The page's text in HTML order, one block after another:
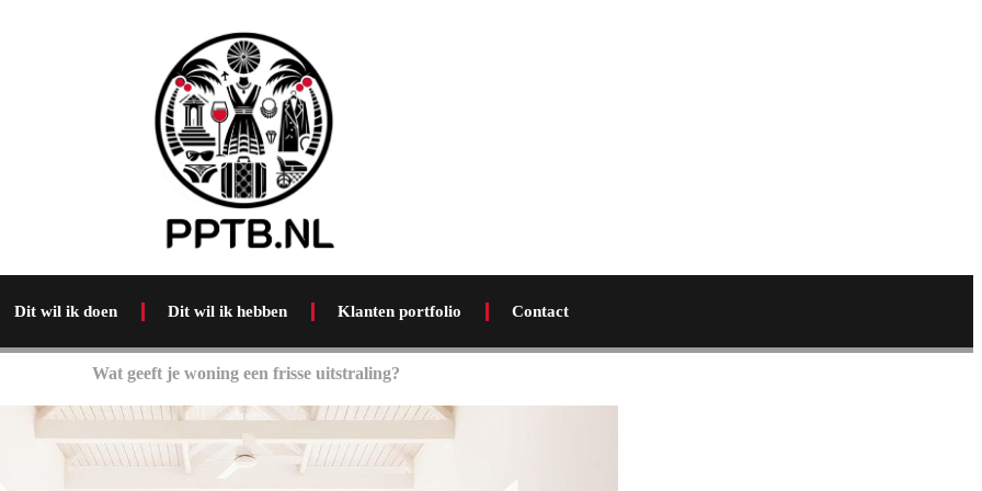
Dit wil ik doen Dit wil ik hebben Klanten portfolio Contact
Wat geeft je woning een frisse uitstraling?